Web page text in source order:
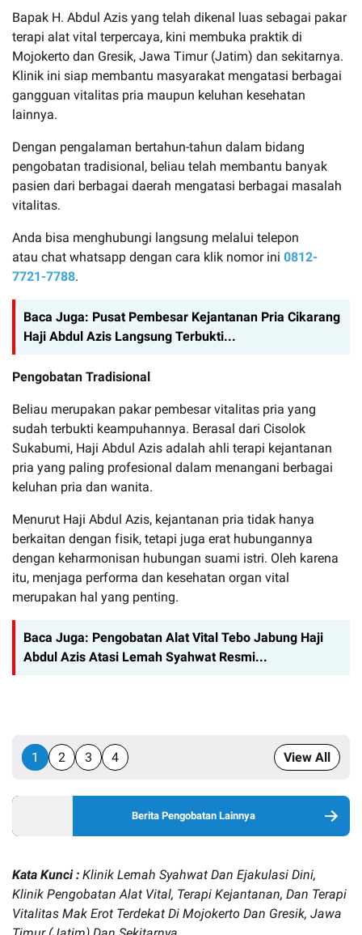
Bapak H. Abdul Azis yang telah dikenal luas sebagai pakar
terapi alat vital terpercaya, kini membuka praktik di
Mojokerto dan Gresik, Jawa Timur (Jatim) dan sekitarnya.
Klinik ini siap membantu masyarakat mengatasi berbagai
gangguan vitalitas pria maupun keluhan kesehatan
lainnya.
Dengan pengalaman bertahun-tahun dalam bidang
pengobatan tradisional, beliau telah membantu banyak
pasien dari berbagai daerah mengatasi berbagai masalah
vitalitas.
Anda bisa menghubungi langsung melalui telepon
atau chat whatsapp dengan cara klik nomor ini 0812-
7721-7788.
Baca Juga: Pusat Pembesar Kejantanan Pria Cikarang
Haji Abdul Azis Langsung Terbukti...
Pengobatan Tradisional
Beliau merupakan pakar pembesar vitalitas pria yang
sudah terbukti keampuhannya. Berasal dari Cisolok
Sukabumi, Haji Abdul Azis adalah ahli terapi kejantanan
pria yang paling profesional dalam menangani berbagai
keluhan pria dan wanita.
Menurut Haji Abdul Azis, kejantanan pria tidak hanya
berkaitan dengan fisik, tetapi juga erat hubungannya
dengan keharmonisan hubungan suami istri. Oleh karena
itu, menjaga performa dan kesehatan organ vital
merupakan hal yang penting.
Baca Juga: Pengobatan Alat Vital Tebo Jabung Haji
Abdul Azis Atasi Lemah Syahwat Resmi...
1 2 3 4 View All
Berita Pengobatan Lainnya
Kata Kunci : Klinik Lemah Syahwat Dan Ejakulasi Dini,
Klinik Pengobatan Alat Vital, Terapi Kejantanan, Dan Terapi
Vitalitas Mak Erot Terdekat Di Mojokerto Dan Gresik, Jawa